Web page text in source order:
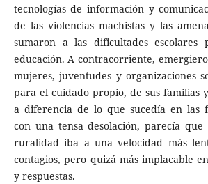
tecnologías de información y
de las violencias machistas y las
sumaron a las dificultades escolares
educación. A contracorriente,
mujeres, juventudes y organizaciones
para el cuidado propio, de sus familias
a diferencia de lo que sucedía en las
con una tensa desolación, parecía
ruralidad iba a una velocidad más
contagios, pero quizá más implacable
y respuestas.